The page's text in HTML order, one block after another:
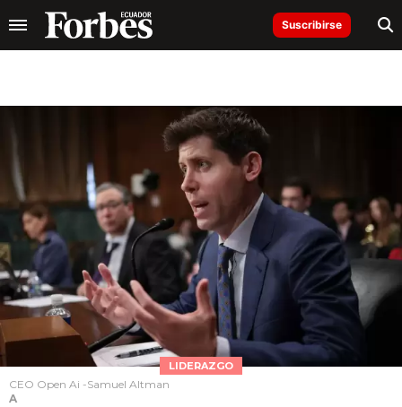
Suscribirse
LIDERAZGO
CEO Open Ai -Samuel Altman
A